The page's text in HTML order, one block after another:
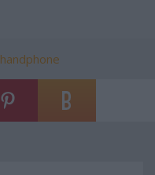
handphone